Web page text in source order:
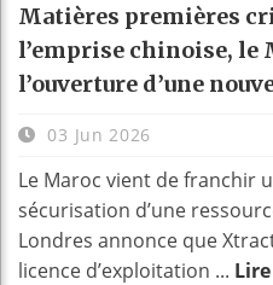
Matières premières
l’emprise chinoise, le
l’ouverture d’une
03 Jun 2026
Le Maroc vient de franchir
sécurisation d’une
Londres annonce que
licence d’exploitation ...